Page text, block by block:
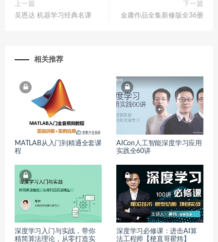
上一篇
吴恩达 机器学习经典名课
下一篇
金庸作品全集新修版全36册
相关推荐
MATLAB从入门到精通全套课
程
AICon人工智能深度学习应用
实践全60讲
深度学习入门与实战，带你
精简算法理论，从零打造实
深度学习必修课：进击AI算
法工程师【梗直哥瞿炜】